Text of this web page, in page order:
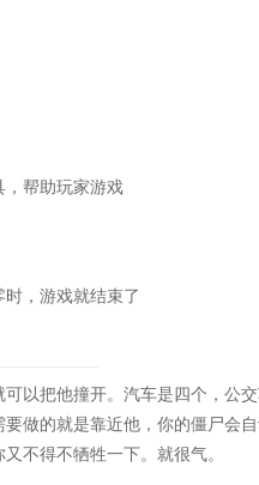
帮助玩家游戏
，游戏就结束了
以把他撞开。汽车是四个，公
做的就是靠近他，你的僵尸会
不得不牺牲一下。就很气。